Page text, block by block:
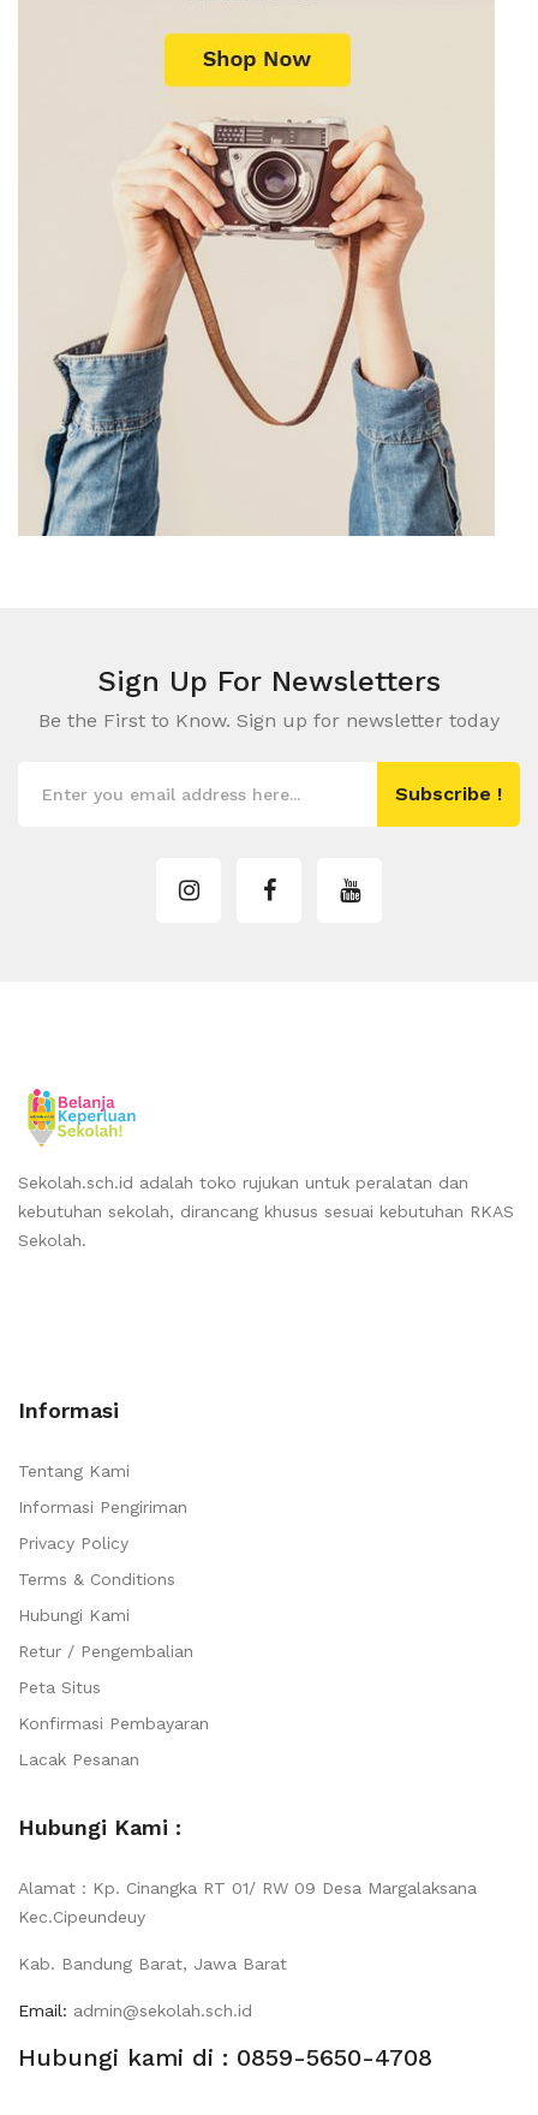
Sign Up For Newsletters
Be the First to Know. Sign up for newsletter today
Subscribe !
Sekolah.sch.id adalah toko rujukan untuk peralatan dan
kebutuhan sekolah, dirancang khusus sesuai kebutuhan RKAS
Sekolah.
Informasi
Tentang Kami
Informasi Pengiriman
Privacy Policy
Terms & Conditions
Hubungi Kami
Retur / Pengembalian
Peta Situs
Konfirmasi Pembayaran
Lacak Pesanan
Hubungi Kami :
Alamat : Kp. Cinangka RT 01/ RW 09 Desa Margalaksana
Kec.Cipeundeuy
Kab. Bandung Barat, Jawa Barat
Email: admin@sekolah.sch.id
Hubungi kami di : 0859-5650-4708